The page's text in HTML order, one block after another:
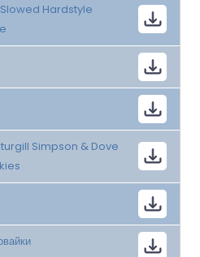
Hardstyle
Simpson & Dove